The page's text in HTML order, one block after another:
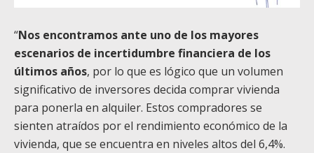
“Nos encontramos ante uno de los mayores
escenarios de incertidumbre financiera de los
últimos años, por lo que es lógico que un volumen
significativo de inversores decida comprar vivienda
para ponerla en alquiler. Estos compradores se
sienten atraídos por el rendimiento económico de la
vivienda, que se encuentra en niveles altos del 6,4%.